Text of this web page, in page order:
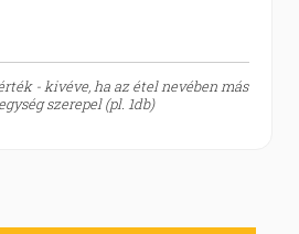
- kivéve, ha az étel nevében más
szerepel (pl. 1db)